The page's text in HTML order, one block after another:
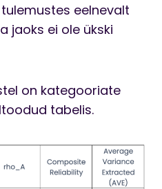
eelnevalt
jaoks ei ole ükski
on kategooriate
tabelis.